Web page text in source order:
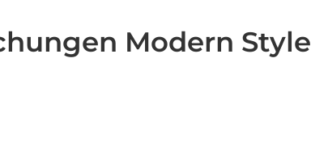
Modern Style